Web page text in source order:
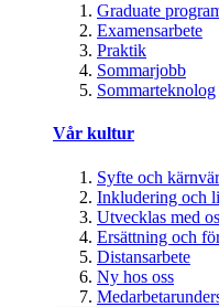
Graduate
Examensarbete
Praktik
Sommarjobb
Sommarteknolog
Vår kultur
Syfte och
Inkludering och
Utvecklas med
Ersättning och
Distansarbete
Ny hos oss